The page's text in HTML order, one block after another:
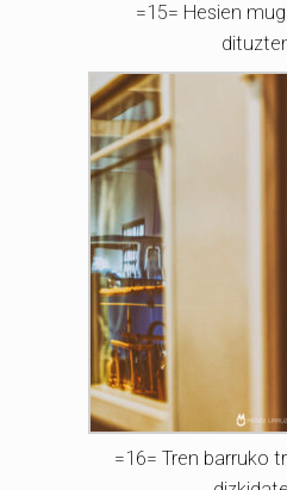
=15= Hesien
=16= Tren barruko